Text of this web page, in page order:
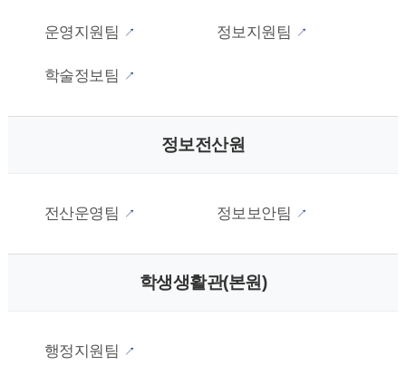
운영지원팀 정보지원팀
학술정보팀
정보전산원
전산운영팀 정보보안팀
학생생활관(본원)
행정지원팀